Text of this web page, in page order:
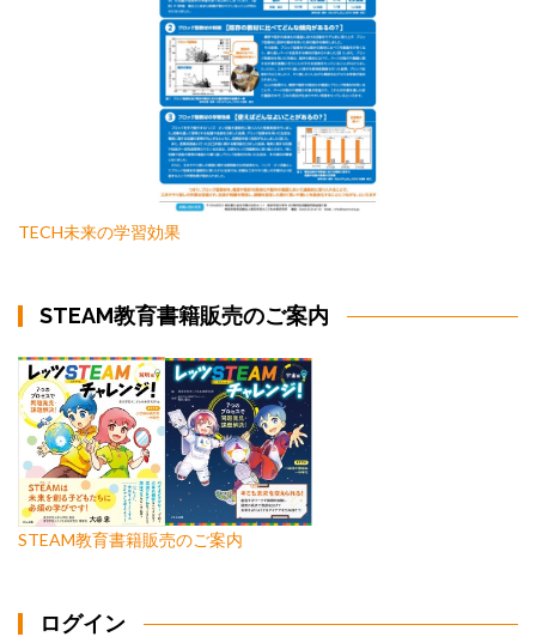
TECH未来の学習効果
STEAM教育書籍販売のご案内
STEAM教育書籍販売のご案内
ログイン